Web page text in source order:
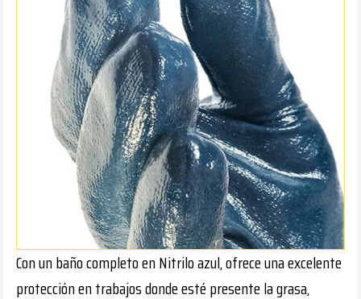
Con un baño completo en Nitrilo azul, ofrece una excelente
protección en trabajos donde esté presente la grasa,